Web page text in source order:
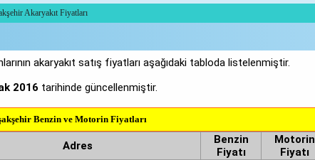
Akaryakıt Fiyatları
akaryakıt satış fiyatları aşağıdaki tabloda listelenmiştir.
2016 tarihinde güncellenmiştir.
Benzin ve Motorin Fiyatları
Adres
Benzin
Fiyatı
Motorin
Fiyatı